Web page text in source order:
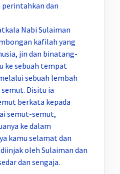
perintahkan dan
Nabi Sulaiman
kafilah yang
jin dan binatang-
ke sebuah tempat
sebuah lembah
Disitu ia
berkata kepada
semut-semut,
ke dalam
kamu selamat dan
oleh Sulaiman dan
dan sengaja.